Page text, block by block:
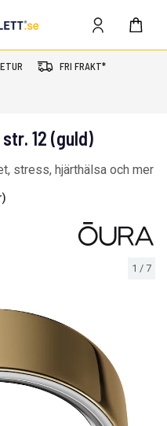
FRI FRAKT*
1 / 7
12 (guld)
stress, hjärthälsa och mer